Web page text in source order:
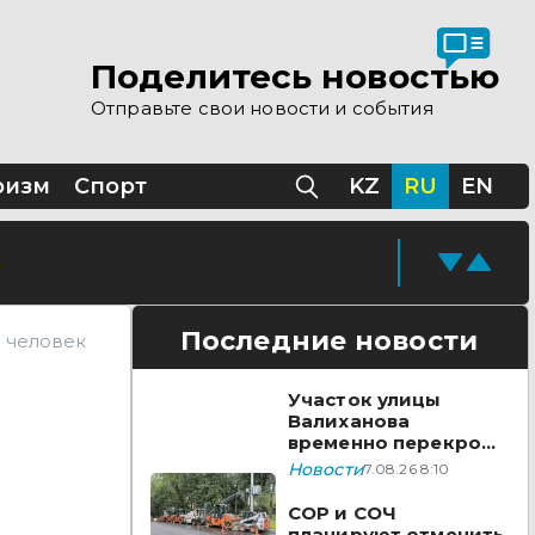
Поделитесь новостью
Отправьте свои новости и события
Спорт KZ RU EN
человек Последние новости
Участок улицы
Валиханова
временно перекроют
в Астане
Новости7.08.26 8:10
СОР и СОЧ